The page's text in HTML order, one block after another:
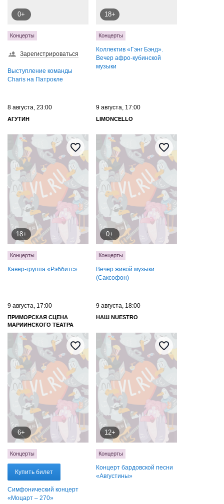
0+
Концерты
Зарегистрироваться
Выступление команды
Charis на Патрокле
18+
Концерты
Коллектив «Гэнг Бэнд».
Вечер афро-кубинской
музыки
8 августа, 23:00
АГУТИН
18+
Концерты
Кавер-группа «Рэббитс»
9 августа, 17:00
LIMONCELLO
0+
Концерты
Вечер живой музыки
(Саксофон)
9 августа, 17:00
ПРИМОРСКАЯ СЦЕНА
МАРИИНСКОГО ТЕАТРА
6+
Концерты
Купить билет
Симфонический концерт
«Моцарт – 270»
9 августа, 18:00
НАШ NUESTRO
12+
Концерты
Концерт бардовской песни
«‎Августины»